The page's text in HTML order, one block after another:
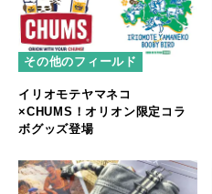
その他のフィールド
イリオモテヤマネコ
×CHUMS！オリオン限定コラ
ボグッズ登場